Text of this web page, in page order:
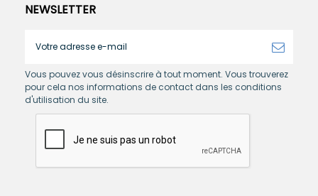
NEWSLETTER
Vous pouvez vous désinscrire à tout moment. Vous trouverez
pour cela nos informations de contact dans les conditions
d'utilisation du site.